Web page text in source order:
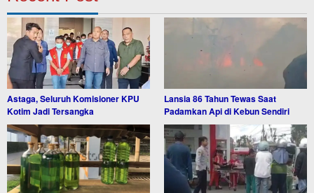
Astaga, Seluruh Komisioner KPU
Kotim Jadi Tersangka
Lansia 86 Tahun Tewas Saat
Padamkan Api di Kebun Sendiri